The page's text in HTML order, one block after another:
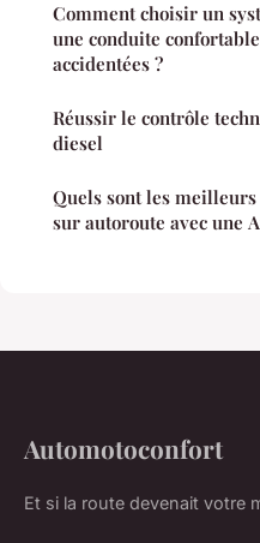
Comment choisir un
une conduite
accidentées ?
Réussir le contrôle
diesel
Quels sont les
sur autoroute avec une
Automotoconfort
Et si la route devenait votre